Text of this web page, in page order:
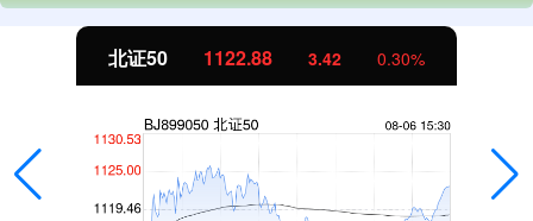
北证50 1122.88 3.42 0.30%